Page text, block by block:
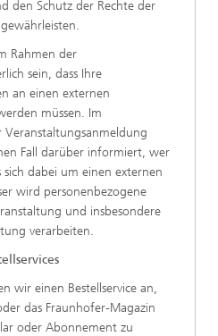
den Schutz der Rechte der
Rahmen der
sein, dass Ihre
an einen externen
müssen. Im
Fall darüber informiert, wer
dabei um einen externen
wird personenbezogene
und insbesondere
verarbeiten.
wir einen Bestellservice an,
das Fraunhofer-Magazin
oder Abonnement zu